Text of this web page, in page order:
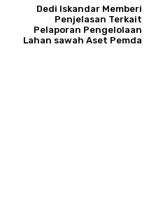
Dedi Iskandar Memberi
Penjelasan Terkait
Pelaporan Pengelolaan
Lahan sawah Aset Pemda